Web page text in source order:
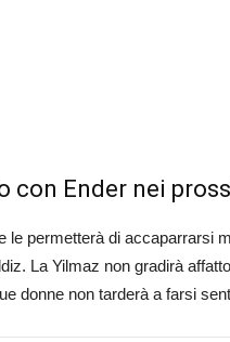
con Ender nei
le permetterà di accaparrarsi
La Yilmaz non gradirà
donne non tarderà a farsi